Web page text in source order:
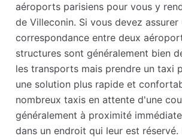
aéroports parisiens pour vous y
de Villeconin. Si vous devez assurer
correspondance entre deux
structures sont généralement bien
les transports mais prendre un taxi
une solution plus rapide et
nombreux taxis en attente d'une
généralement à proximité
dans un endroit qui leur est